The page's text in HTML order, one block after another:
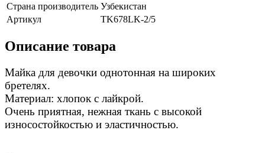
Страна производитель Узбекистан
Артикул
TK678LK-2/5
Описание товара
Майка для девочки однотонная на широких
бретелях.
Материал: хлопок с лайкрой.
Очень приятная, нежная ткань с высокой
износостойкостью и эластичностью.